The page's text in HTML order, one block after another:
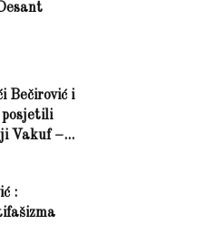
Bečirović i
Vakuf –...
: